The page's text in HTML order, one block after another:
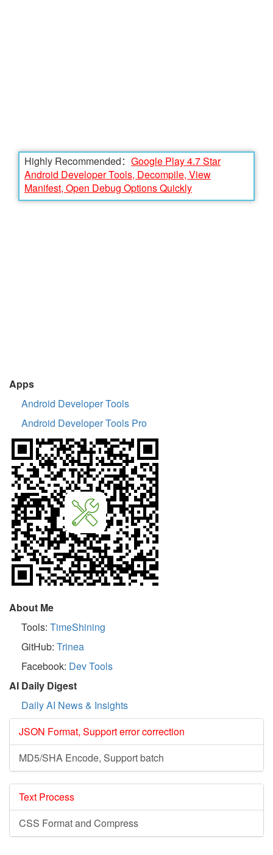
Highly Recommended： Google Play 4.7 Star
Android Developer Tools, Decompile, View
Manifest, Open Debug Options Quickly
Apps
Android Developer Tools
Android Developer Tools Pro
About Me
Tools: TimeShining
GitHub: Trinea
Facebook: Dev Tools
AI Daily Digest
Daily AI News & Insights
JSON Format, Support error correction
MD5/SHA Encode, Support batch
Text Process
CSS Format and Compress